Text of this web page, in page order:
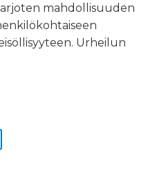
mahdollisuuden
Urheilun